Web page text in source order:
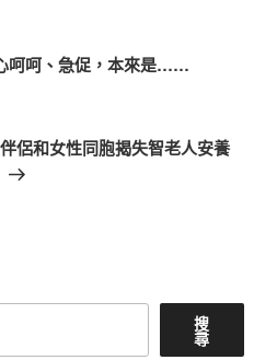
呵呵、急促，本來是……
侶和女性同胞揭失智老人安養
搜
尋